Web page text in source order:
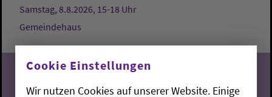
Samstag, 8.8.2026, 15-18 Uhr
Gemeindehaus
Cookie Einstellungen
Wir nutzen Cookies auf unserer Website. Einige